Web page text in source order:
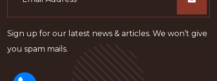
Sign up for our latest news & articles. We won’t give
you spam mails.